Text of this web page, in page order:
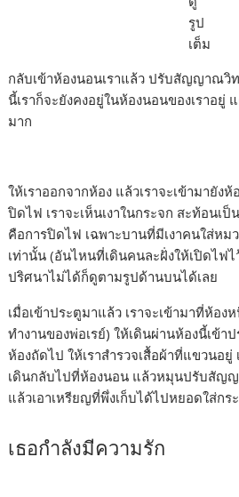
รูป
เต็ม
กลับเข้าห้องนอนเราแล้ว ปรับสัญญาณวิ
นี้เราก็จะยังคงอยู่ในห้องนอนของเราอยู่
มาก
ให้เราออกจากห้อง แล้วเราจะเข้ามายัง
ปิดไฟ เราจะเห็นเงาในกระจก สะท้อนเ
คือการปิดไฟ เฉพาะบานที่มีเงาคนใส่หม
เท่านั้น (อันไหนที่เดินคนละฝั่งให้เปิดไฟ
ปริศนาไม่ได้ก็ดูตามรูปด้านบนได้เลย
เมื่อเข้าประตูมาแล้ว เราจะเข้ามาที่ห้อง
ทำงานของพ่อเรย์) ให้เดินผ่านห้องนี้เข้า
ห้องถัดไป ให้เราสำรวจเสื้อผ้าที่แขวนอ
เดินกลับไปที่ห้องนอน แล้วหมุนปรับสัญ
แล้วเอาเหรียญที่พึ่งเก็บได้ไปหยอดใส่กร
เธอกำลังมีความรัก